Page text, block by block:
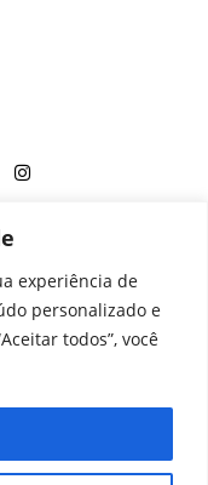
experiência de
personalizado e
todos”, você
de cookies
Serviços